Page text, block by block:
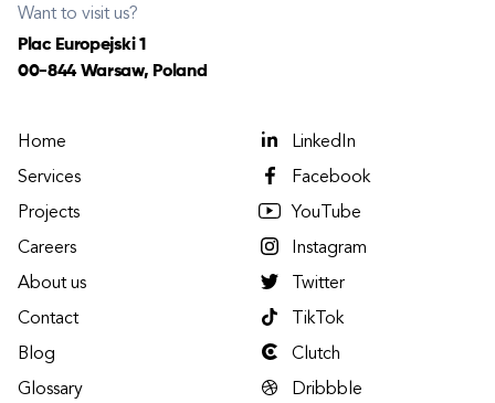
Want to visit us?
Plac Europejski 1
00-844 Warsaw, Poland
Home
Services
Projects
Careers
About us
Contact
Blog
Glossary
LinkedIn
Facebook
YouTube
Instagram
Twitter
TikTok
Clutch
Dribbble